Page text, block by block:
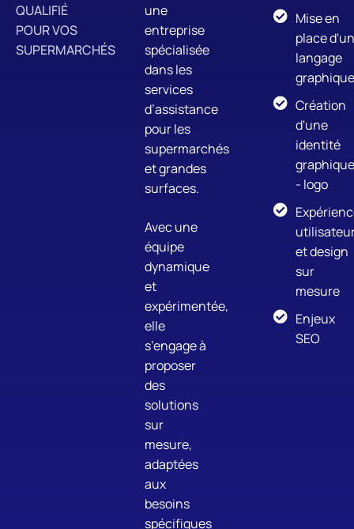
QUALIFIÉ
POUR VOS
SUPERMARCHÉS
une
entreprise
spécialisée
dans les
services
d’assistance
pour les
supermarchés
et grandes
surfaces.
Avec une
équipe
dynamique
et
expérimentée,
elle
s’engage à
proposer
des
solutions
sur
mesure,
adaptées
aux
besoins
spécifiques
Mise en
place d'un
langage
graphique
Création
d'une
identité
graphique
- logo
et design
sur
mesure
Enjeux
SEO